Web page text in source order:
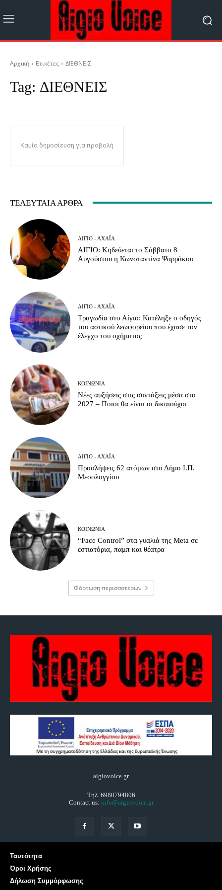
Αρχική Ετικέτες ΔΙΕΘΝΕΙΣ
Tag: ΔΙΕΘΝΕΙΣ
Καμία δημοσίευση για προβολή
ΤΕΛΕΥΤΑΊΑ ΆΡΘΡΑ
ΑΊΓΙΟ - ΑΧΑΪ́Α
ΑΙΓΙΟ: Κηδεύεται το Σάββατο 8
Αυγούστου η Κωνσταντίνα Ψαρράκου
ΑΊΓΙΟ - ΑΧΑΪ́Α
Τραγωδία στο Αίγιο: Κατέληξε ο οδηγός
του αστικού λεωφορείου που έχασε τον
έλεγχο του οχήματος
ΚΟΙΝΩΝΊΑ
Νέες αυξήσεις στις συντάξεις μέσα στο
2027 – Ποιοι θα είναι οι δικαιούχοι
ΑΊΓΙΟ - ΑΧΑΪ́Α
Προσλήψεις 62 ατόμων στο Δήμο Ι.Π.
Μεσολογγίου
ΚΟΙΝΩΝΊΑ
“Face Control” στα γυαλιά της Meta σε
εστιατόρια, παμπ και θέατρα
Φόρτωση περισσοτέρων
aigiovoice.gr
Τηλ. 6980794806
Contact us: info@aigiovoice.gr
Ταυτότητα
Όροι Χρήσης
Δήλωση Συμμόρφωσης